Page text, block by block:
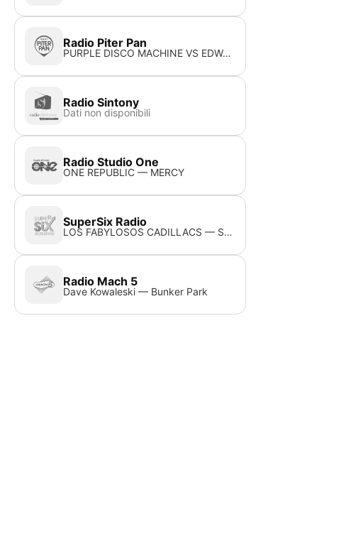
Radio Piter Pan
PURPLE DISCO MACHINE VS EDWARD MAYA — HYPNOTIZED STEREO LOVE
Radio Sintony
Dati non disponibili
Radio Studio One
ONE REPUBLIC — MERCY
SuperSix Radio
LOS FABYLOSOS CADILLACS — Strawberry Fields For Ever
Radio Mach 5
Dave Kowaleski — Bunker Park